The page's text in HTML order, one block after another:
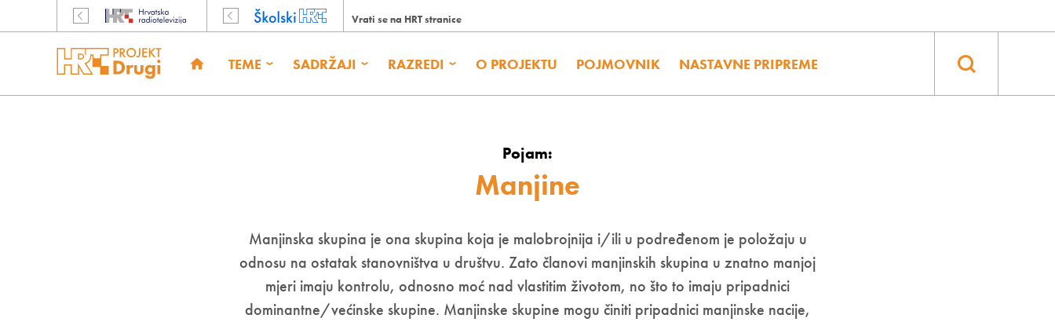
Vrati se na HRT stranice
TEME SADRŽAJI RAZREDI O PROJEKTU POJMOVNIK NASTAVNE PRIPREME
Pojam:
Manjine
Manjinska skupina je ona skupina koja je malobrojnija i/ili u podređenom je položaju u
odnosu na ostatak stanovništva u društvu. Zato članovi manjinskih skupina u znatno manjoj
mjeri imaju kontrolu, odnosno moć nad vlastitim životom, no što to imaju pripadnici
dominantne/većinske skupine. Manjinske skupine mogu činiti pripadnici manjinske nacije,